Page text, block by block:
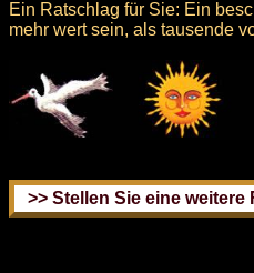
Ein Ratschlag für Sie: Ein
mehr wert sein, als tausende